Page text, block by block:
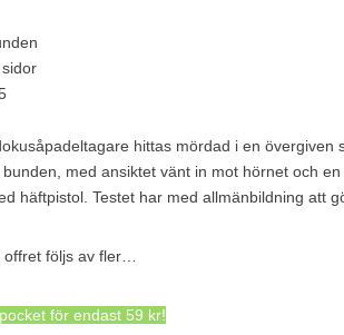
hittas mördad i en
bunden, med ansiktet vänt in mot hörnet och
häftpistol. Testet har med allmänbildning att
offret följs av fler…
för endast 59 kr!